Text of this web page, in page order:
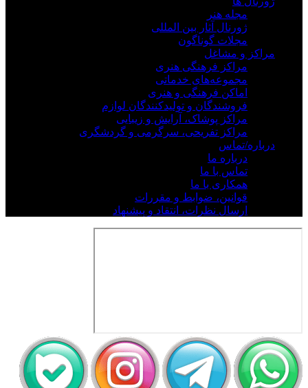
مجله هنر
ژورنال آثار بین المللی
مجلات گوناگون
مراکز و مشاغل
مراکز فرهنگی هنری
مجموعه‌های خدماتی
اماکن فرهنگی و هنری
فروشندگان و تولیدکنندگان لوازم
مراکز پوشاک، آرایش و زیبایی
مراکز تفریحی، سرگرمی و گردشگری
درباره/تماس
درباره ما
تماس با ما
همکاری با ما
قوانین، ضوابط و مقررات
ارسال نظرات، انتقاد و پیشنهاد